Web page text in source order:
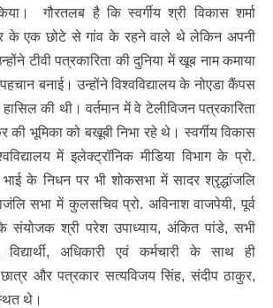
गौरतलब है कि स्वर्गीय श्री विकास शर्मा
के एक छोटे से गांव के रहने वाले थे लेकिन अपनी
टीवी पत्रकारिता की दुनिया में खूब नाम कमाया
बनाई। उन्होंने विश्वविद्यालय के नोएडा कैंपस
की थी। वर्तमान में वे टेलीविजन पत्रकारिता
भूमिका को बखूबी निभा रहे थे। स्वर्गीय विकास
में इलेक्ट्रॉनिक मीडिया विभाग के प्रो.
के निधन पर भी शोकसभा में सादर श्रृद्धांजलि
सभा में कुलसचिव प्रो. अविनाश वाजपेयी, पूर्व
संयोजक श्री परेश उपाध्याय, अंकित पांडे, सभी
विद्यार्थी, अधिकारी एवं कर्मचारी के साथ ही
छात्र और पत्रकार सत्यविजय सिंह, संदीप ठाकुर,
थे।